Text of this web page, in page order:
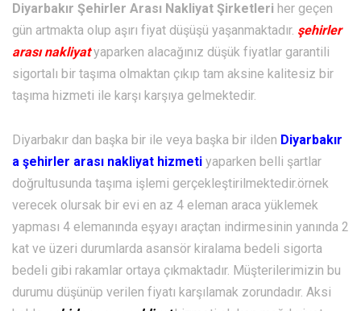
Diyarbakır Şehirler Arası Nakliyat Şirketleri her geçen
gün artmakta olup aşırı fiyat düşüşü yaşanmaktadır. şehirler
arası nakliyatyaparken alacağınız düşük fiyatlar garantili
sigortalı bir taşıma olmaktan çıkıp tam aksine kalitesiz bir
taşıma hizmeti ile karşı karşıya gelmektedir.
Diyarbakır dan başka bir ile veya başka bir ilden Diyarbakır
a şehirler arası nakliyat hizmeti yaparken belli şartlar
doğrultusunda taşıma işlemi gerçekleştirilmektedir.örnek
verecek olursak bir evi en az 4 eleman araca yüklemek
yapması 4 elemanında eşyayı araçtan indirmesinin yanında 2
kat ve üzeri durumlarda asansör kiralama bedeli sigorta
bedeli gibi rakamlar ortaya çıkmaktadır. Müşterilerimizin bu
durumu düşünüp verilen fiyatı karşılamak zorundadır. Aksi